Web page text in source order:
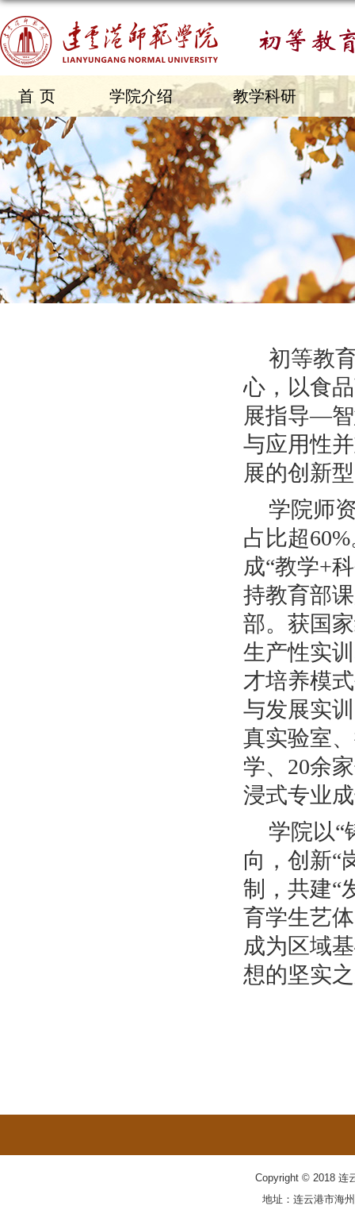
首页 学院介绍 教学科研
初等教
心，以食
展指导—智
与应用性
展的创新
学院师
占比超
成“教学+
持教育部
部。获国
生产性实
才培养模
与发展实
真实验室
学、 20余
浸式专业
学院以“
向，创新“
制，共建“
育学生艺
成为区域
想的坚实
Copyright © 2018 连
地址：连云港市海